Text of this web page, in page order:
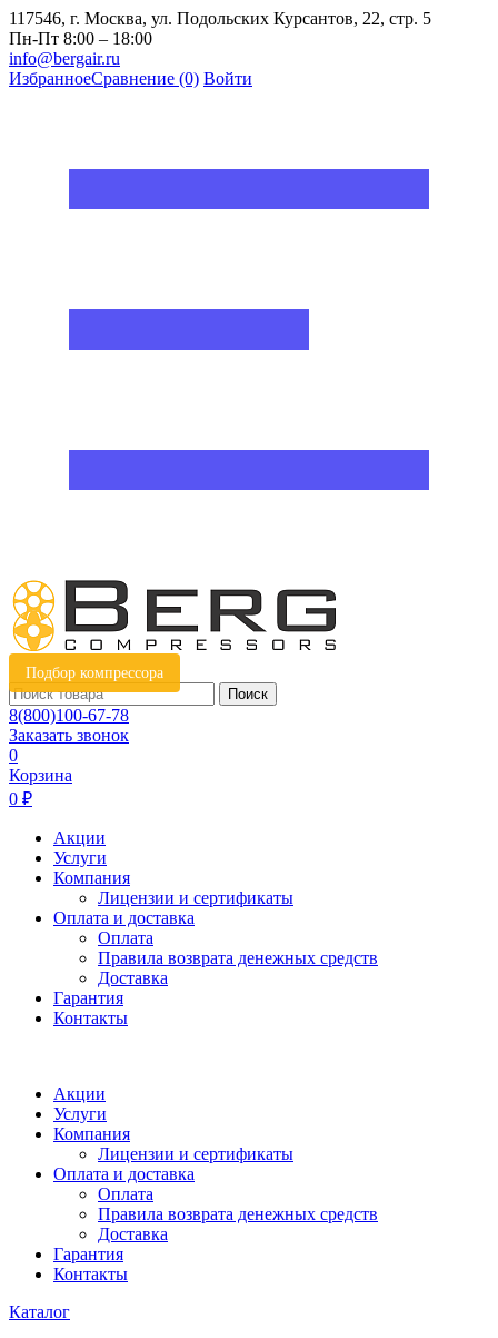
117546, г. Москва, ул. Подольских Курсантов, 22, стр. 5
Пн-Пт 8:00 – 18:00
info@bergair.ru
ИзбранноеСравнение (0) Войти
Подбор компрессора
Поиск
8(800)100-67-78
Заказать звонок
0
Корзина
0 ₽
Акции
Услуги
Компания
Лицензии и сертификаты
Оплата и доставка
Оплата
Правила возврата денежных средств
Доставка
Гарантия
Контакты
Акции
Услуги
Компания
Лицензии и сертификаты
Оплата и доставка
Оплата
Правила возврата денежных средств
Доставка
Гарантия
Контакты
Каталог